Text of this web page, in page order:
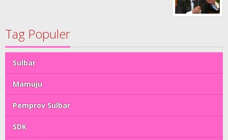
Tag Populer
Sulbar
Mamuju
Pemprov Sulbar
SDK